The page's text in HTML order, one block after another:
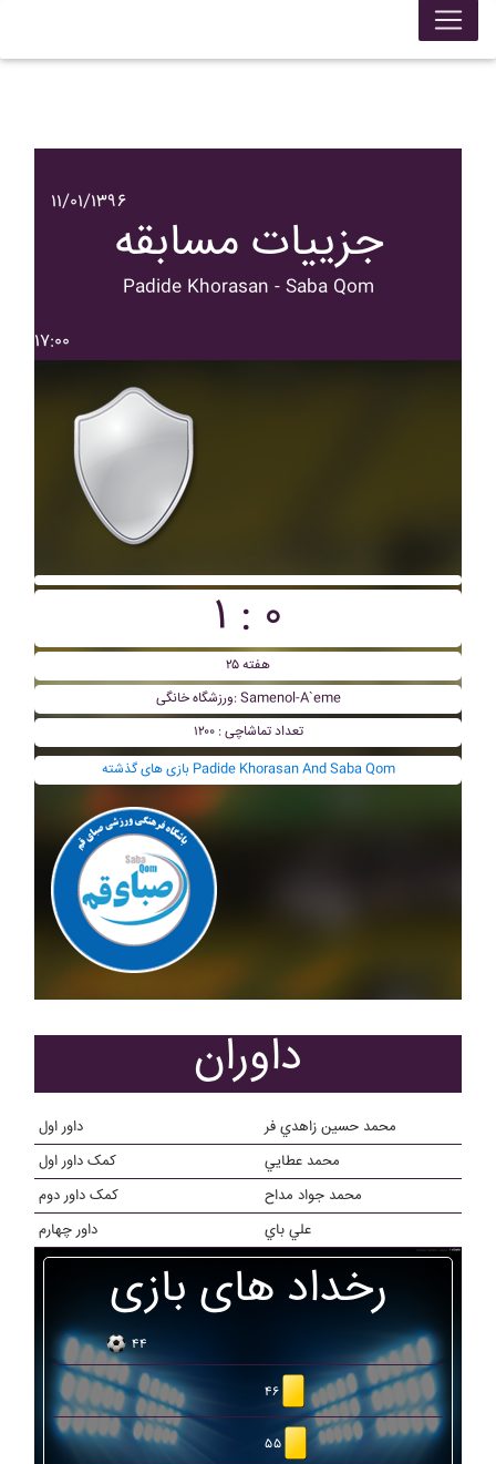
۱۱/۰۱/۱۳۹۶
جزییات مسابقه
Padide Khorasan - Saba Qom
۱۷:۰۰
۱ : ۰
هفته ۲۵
ورزشگاه خانگی: Samenol-A`eme
تعداد تماشاچی : ۱۲۰۰
بازی های گذشته Padide Khorasan And Saba Qom
داوران
داور اول
محمد حسين زاهدي فر
کمک داور اول
محمد عطايي
کمک داور دوم
محمد جواد مداح
داور چهارم
علي باي
رخداد های بازی
۴۴
۴۶
۵۵